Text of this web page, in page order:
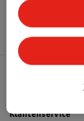
Hoe controleren wij de
Klantenservice